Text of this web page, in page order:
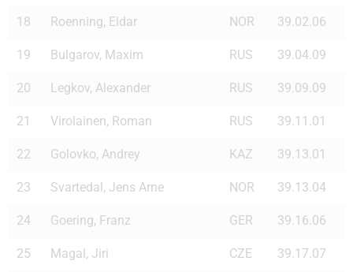
18 Roenning, Eldar NOR 39.02.06
19 Bulgarov, Maxim RUS 39.04.09
20 Legkov, Alexander RUS 39.09.09
21 Virolainen, Roman RUS 39.11.01
22 Golovko, Andrey KAZ 39.13.01
23 Svartedal, Jens Arne NOR 39.13.04
24 Goering, Franz GER 39.16.06
25 Magal, Jiri CZE 39.17.07